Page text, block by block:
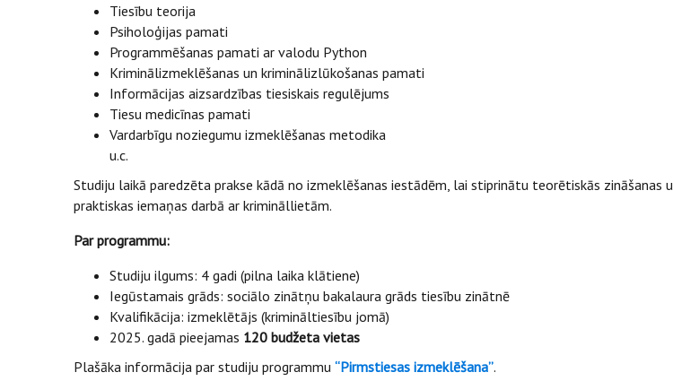
Tiesību teorija
Psiholoģijas pamati
Programmēšanas pamati ar valodu Python
Kriminālizmeklēšanas un kriminālizlūkošanas pamati
Informācijas aizsardzības tiesiskais regulējums
Tiesu medicīnas pamati
Vardarbīgu noziegumu izmeklēšanas metodika
u.c.
Studiju laikā paredzēta prakse kādā no izmeklēšanas iestādēm, lai stiprinātu teorētiskās
praktiskas iemaņas darbā ar krimināllietām.
Par programmu:
Studiju ilgums: 4 gadi (pilna laika klātiene)
Iegūstamais grāds: sociālo zinātņu bakalaura grāds tiesību zinātnē
Kvalifikācija: izmeklētājs (krimināltiesību jomā)
2025. gadā pieejamas 120 budžeta vietas
Plašāka informācija par studiju programmu “Pirmstiesas izmeklēšana”.